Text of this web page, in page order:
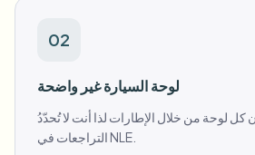
02
لوحة السيارة غير واضحة
كل لوحة من خلال الإطارات لذا أنت لا تُحدّدُ
التراجعات في NLE.